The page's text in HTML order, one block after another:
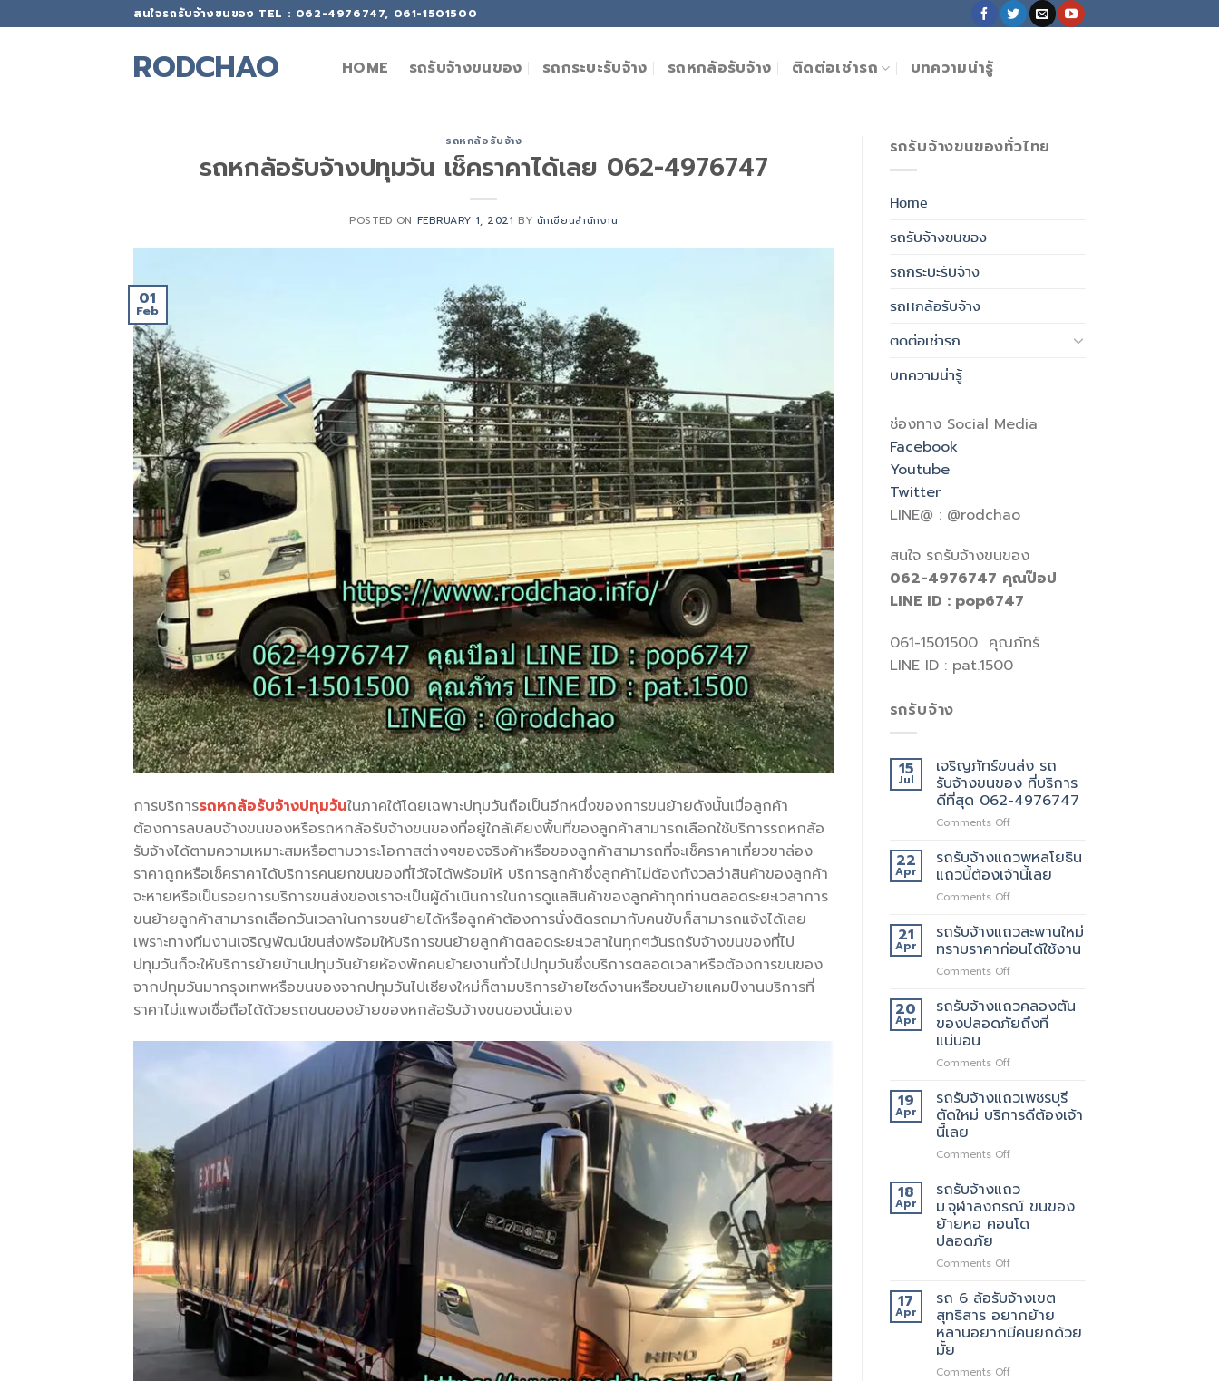
to
สนใจรถรับจ้างขนของ TEL : 062-4976747, 061-1501500
RODCHAO HOME รถรับจ้างขนของ รถกระบะรับจ้าง รถหกล้อรับจ้าง ติดต่อเช่ารถ บทความน่ารู้
รถหกล้อรับจ้าง
รถหกล้อรับจ้างปทุมวัน เช็คราคาได้เลย 062-4976747
POSTED ON FEBRUARY 1, 2021 BY นักเขียนสำนักงาน
01
Feb
การบริการรถหกล้อรับจ้างปทุมวันในภาคใต้โดยเฉพาะปทุมวันถือเป็นอีกหนึ่งของการขนย้ายดังนั้นเมื่อลูกค้า
ต้องการลบลบจ้างขนของหรือรถหกล้อรับจ้างขนของที่อยู่ใกล้เคียงพื้นที่ของลูกค้าสามารถเลือกใช้บริการรถหกล้อ
รับจ้างได้ตามความเหมาะสมหรือตามวาระโอกาสต่างๆของจริงค้าหรือของลูกค้าสามารถที่จะเช็คราคาเที่ยวขาล่อง
ราคาถูกหรือเช็คราคาได้บริการคนยกขนของที่ไว้ใจได้พร้อมให้ บริการลูกค้าซึ่งลูกค้าไม่ต้องกังวลว่าสินค้าของลูกค้า
จะหายหรือเป็นรอยการบริการขนส่งของเราจะเป็นผู้ดำเนินการในการดูแลสินค้าของลูกค้าทุกท่านตลอดระยะเวลาการ
ขนย้ายลูกค้าสามารถเลือกวันเวลาในการขนย้ายได้หรือลูกค้าต้องการนั่งติดรถมากับคนขับก็สามารถแจ้งได้เลย
เพราะทางทีมงานเจริญพัฒน์ขนส่งพร้อมให้บริการขนย้ายลูกค้าตลอดระยะเวลาในทุกๆวันรถรับจ้างขนของที่ไป
ปทุมวันก็จะให้บริการย้ายบ้านปทุมวันย้ายห้องพักคนย้ายงานทั่วไปปทุมวันซึ่งบริการตลอดเวลาหรือต้องการขนของ
จากปทุมวันมากรุงเทพหรือขนของจากปทุมวันไปเชียงใหม่ก็ตามบริการย้ายไซด์งานหรือขนย้ายแคมป์งานบริการที่
ราคาไม่แพงเชื่อถือได้ด้วยรถขนของย้ายของหกล้อรับจ้างขนของนั่นเอง
รถรับจ้างขนของทั่วไทย
Home
รถรับจ้างขนของ
รถกระบะรับจ้าง
รถหกล้อรับจ้าง
ติดต่อเช่ารถ
บทความน่ารู้
ช่องทาง Social Media
Facebook
Youtube
Twitter
LINE@ : @rodchao
สนใจ รถรับจ้างขนของ
062-4976747 คุณป๊อป
LINE ID : pop6747
061-1501500 คุณภัทร์
LINE ID : pat.1500
รถรับจ้าง
15
Jul
เจริญภัทร์ขนส่ง รถ
รับจ้างขนของ ที่บริการ
ดีที่สุด 062-4976747
Comments Offon
ริญ
ภัทร์
ขนส่ง
รถ
ขน
ของ
ที่สุด
062-
22
Apr
รถรับจ้างแถวพหลโยธิน
แถวนี้ต้องเจ้านี้เลย
Comments Offon
รับจ้าง
แถว
พหลโยธิน
แถว
ต้อง
เจ้า
21
Apr
รถรับจ้างแถวสะพานใหม่
ทราบราคาก่อนได้ใช้งาน
Comments Offon
รับจ้าง
แถว
สะพาน
ทราบ
ก่อน
ได้
ใช้
20
Apr
รถรับจ้างแถวคลองตัน
ของปลอดภัยถึงที่
แน่นอน
Comments Offon
รับจ้าง
แถว
คลองตัน
ปลอดภัย
แน่นอน
19
Apr
รถรับจ้างแถวเพชรบุรี
ตัดใหม่ บริการดีต้องเจ้า
นี้เลย
Comments Offon
รับจ้าง
แถว
เพชรบุรี
ตัด
บริการ
ต้อง
เจ้า
นี้
เลย
18
Apr
รถรับจ้างแถว
ม.จุฬาลงกรณ์ ขนของ
ย้ายหอ คอนโด
ปลอดภัย
Comments Offon
รับ
จ้าง
แถวม.จุฬาลงกรณ์
ขน
ย้าย
17
Apr
รถ 6 ล้อรับจ้างเขต
สุทธิสาร อยากย้าย
หลานอยากมีคนยกด้วย
มั้ย
Comments Offon